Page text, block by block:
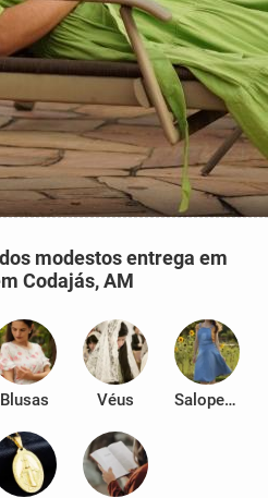
modestos entrega em
Codajás, AM
Blusas Véus Salopetes